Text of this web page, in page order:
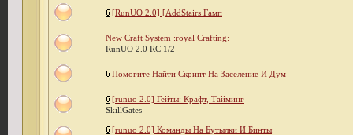
[RunUO 2.0] [AddStairs Гамп
New Craft System :royal Crafting:
RunUO 2.0 RC 1/2
Помогите Найти Скрипт На Заселение И Дум
[runuo 2.0] Гейты: Крафт, Тайминг
SkillGates
[runuo 2.0] Команды На Бутылки И Бинты